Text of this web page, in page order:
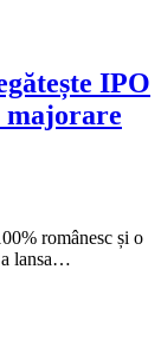
IPO
majorare
românesc și o
a lansa…